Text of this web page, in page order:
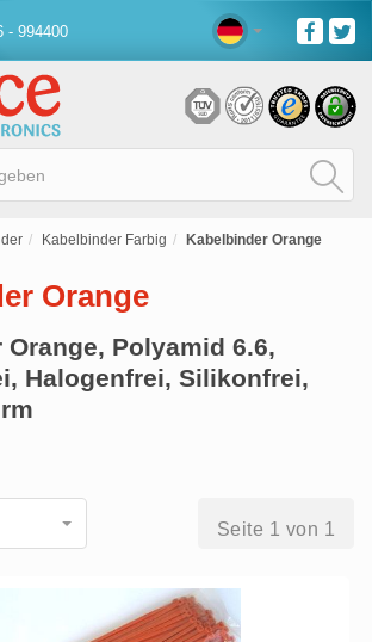
- 994400
Kabelbinder Farbig Kabelbinder Orange
Orange
Polyamid 6.6,
Halogenfrei, Silikonfrei,
Seite 1 von 1